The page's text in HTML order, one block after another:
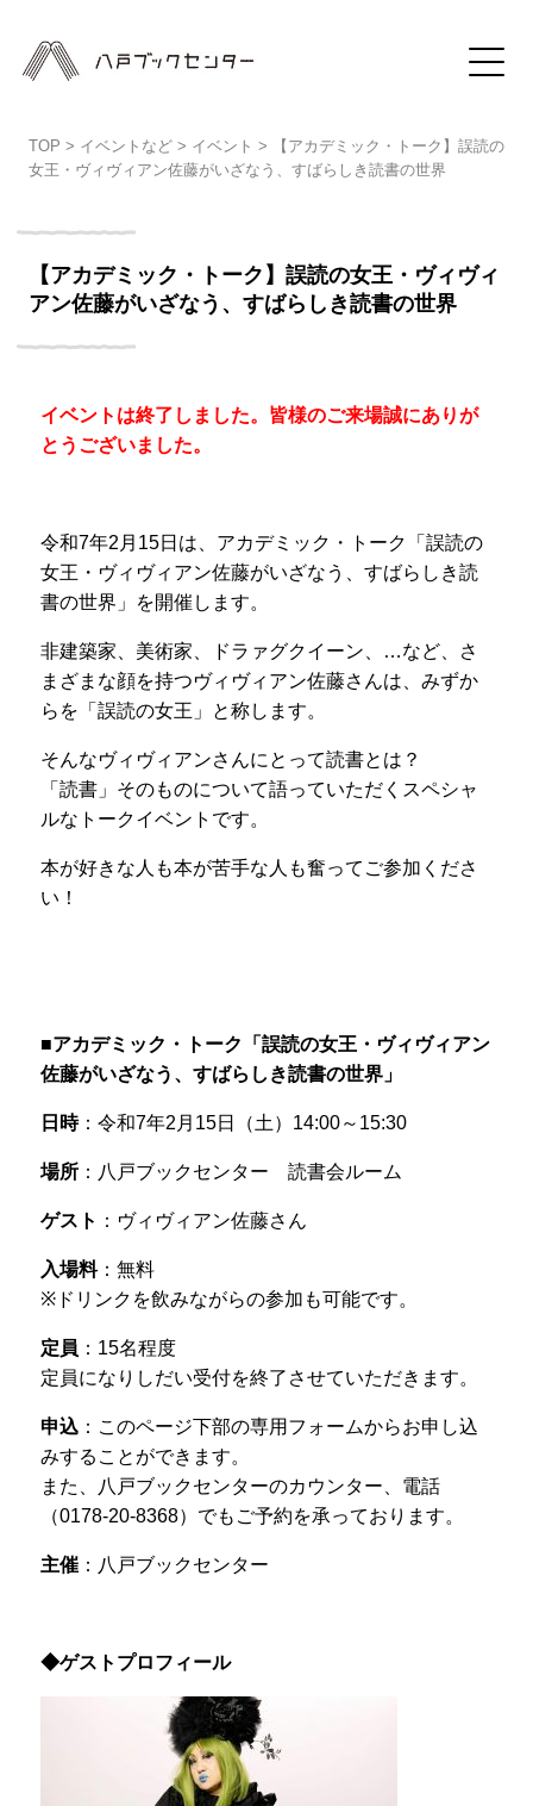
TOP > イベントなど> イベント >
【アカデミック・トーク】誤読の
女王・ヴィヴィアン佐藤がいざなう、すばらしき読書の世界
【アカデミック・トーク】誤読の女王・ヴィヴィ
アン佐藤がいざなう、すばらしき読書の世界
イベントは終了しました。皆様のご来場誠にありが
とうございました。
令和7年2月15日は、アカデミック・トーク「誤読の
女王・ヴィヴィアン佐藤がいざなう、すばらしき読
書の世界」を開催します。
非建築家、美術家、ドラァグクイーン、…など、さ
まざまな顔を持つヴィヴィアン佐藤さんは、みずか
らを「誤読の女王」と称します。
そんなヴィヴィアンさんにとって読書とは？
「読書」そのものについて語っていただくスペシャ
ルなトークイベントです。
本が好きな人も本が苦手な人も奮ってご参加くださ
い！
■アカデミック・トーク「 誤読の女王・ヴィヴィアン
佐藤がいざなう、すばらしき読書の世界」
日時：令和7年2月15日（土）14:00～15:30
場所：八戸ブックセンター 読書会ルーム
ゲスト ：ヴィヴィアン佐藤さん
入場料：無料
※ドリンクを飲みながらの参加も可能です。
定員 ：15名程度
定員になりしだい受付を終了させていただきます。
申込：このページ下部の専用フォームからお申し込
みすることができます。
また、八戸ブックセンターのカウンター、電話
（0178-20-8368）でもご予約を承っております。
主催：八戸ブックセンター
◆ゲストプロフィール